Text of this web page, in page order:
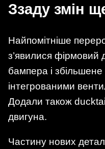
Ззаду змін
Найпомітніше
з’явилися
бампера і
інтегрованими
Додали також
двигуна.
Частину нових